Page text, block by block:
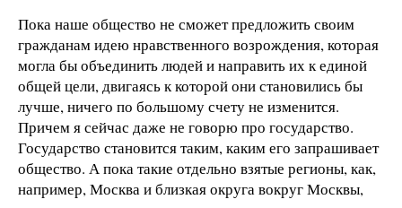
Пока наше общество не сможет предложить своим
гражданам идею нравственного возрождения, которая
могла бы объединить людей и направить их к единой
общей цели, двигаясь к которой они становились бы
лучше, ничего по большому счету не изменится.
Причем я сейчас даже не говорю про государство.
Государство становится таким, каким его запрашивает
общество. А пока такие отдельно взятые регионы, как,
например, Москва и близкая округа вокруг Москвы,